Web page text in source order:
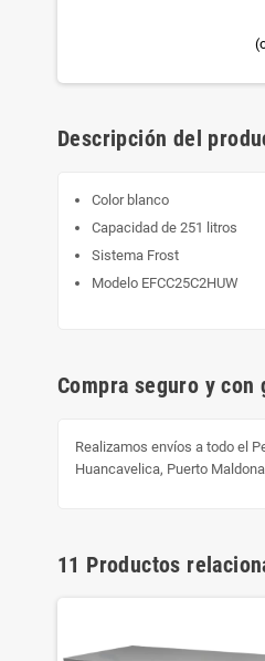
Descripción del
Color blanco
Capacidad de 251 litros
Sistema Frost
Modelo EFCC25C2HUW
Compra seguro y
Realizamos envíos a todo el
Huancavelica, Puerto
11 Productos